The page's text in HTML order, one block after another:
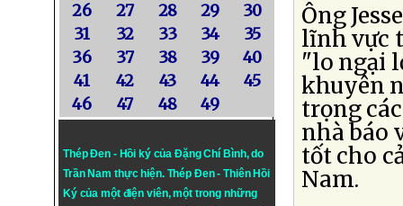
26
27 28 29
30
31
32 33 34
35
36
37 38 39
40
41
42 43 44
45
46
47 48 49
Thép Đen - Hồi ký của Đặng Chí Bình, do
Trần Nam thực hiện. Thép Đen- Thiên Hồi
Ký của một điện viên, một trong những
Ông
lĩnh vực
"lo ngại
khuyên
trọng
nhà báo
tốt cho
Nam.